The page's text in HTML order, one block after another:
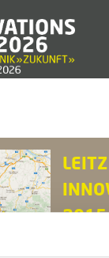
2015